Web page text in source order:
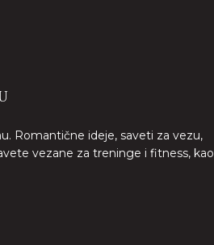
Romantične ideje, saveti za vezu,
vezane za treninge i fitness, kao